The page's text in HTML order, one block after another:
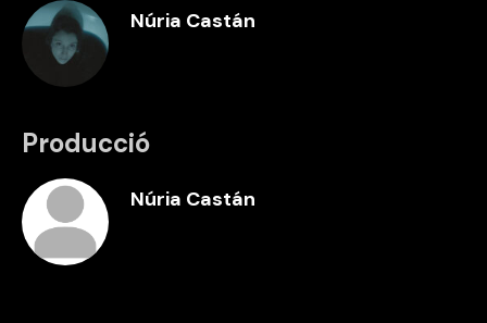
Núria Castán
Producció
Núria Castán